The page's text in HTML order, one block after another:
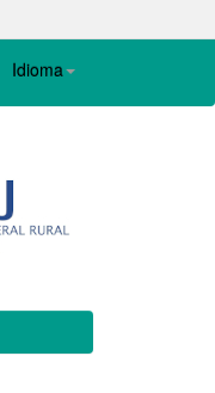
Idioma